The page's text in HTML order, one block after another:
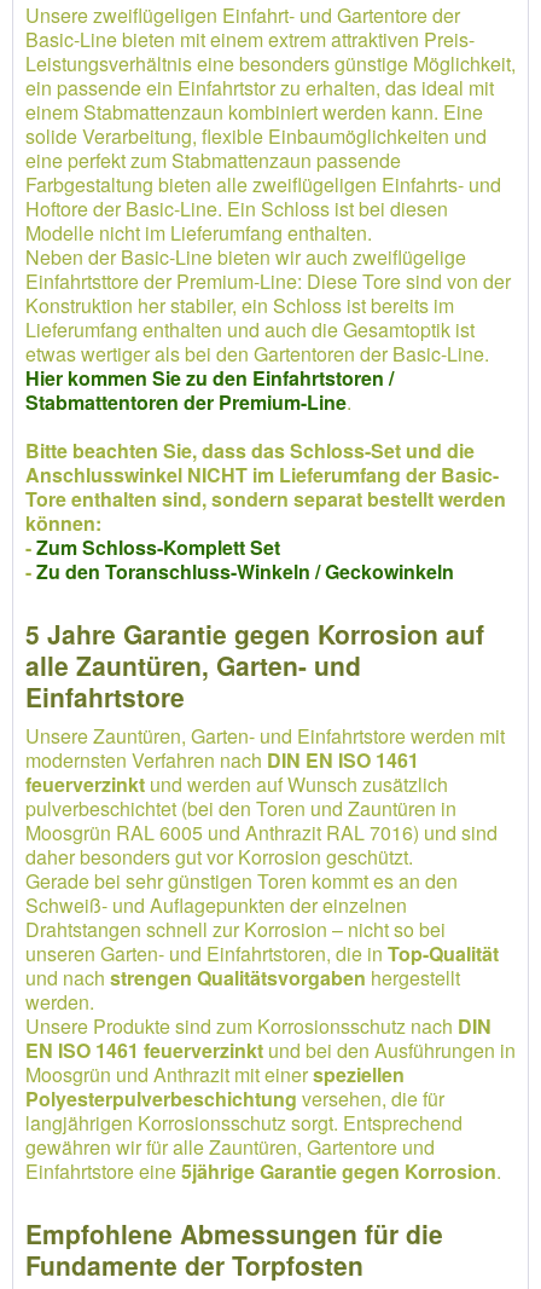
Unsere zweiflügeligen Einfahrt- und Gartentore der
Basic-Line bieten mit einem extrem attraktiven Preis-
Leistungsverhältnis eine besonders günstige Möglichkeit,
ein passende ein Einfahrtstor zu erhalten, das ideal mit
einem Stabmattenzaun kombiniert werden kann. Eine
solide Verarbeitung, flexible Einbaumöglichkeiten und
eine perfekt zum Stabmattenzaun passende
Farbgestaltung bieten alle zweiflügeligen Einfahrts- und
Hoftore der Basic-Line. Ein Schloss ist bei diesen
Modelle nicht im Lieferumfang enthalten.
Neben der Basic-Line bieten wir auch zweiflügelige
Einfahrtsttore der Premium-Line: Diese Tore sind von der
Konstruktion her stabiler, ein Schloss ist bereits im
Lieferumfang enthalten und auch die Gesamtoptik ist
etwas wertiger als bei den Gartentoren der Basic-Line.
Hier kommen Sie zu den Einfahrtstoren /
Stabmattentoren der Premium-Line.
Bitte beachten Sie, dass das Schloss-Set und die
Anschlusswinkel NICHT im Lieferumfang der Basic-
Tore enthalten sind, sondern separat bestellt werden
können:
-Zum Schloss-Komplett Set
-Zu den Toranschluss-Winkeln / Geckowinkeln
5 Jahre Garantie gegen Korrosion auf
alle Zauntüren, Garten- und
Einfahrtstore
Unsere Zauntüren, Garten- und Einfahrtstore werden mit
modernsten Verfahren nach DIN EN ISO 1461
feuerverzinkt und werden auf Wunsch zusätzlich
pulverbeschichtet (bei den Toren und Zauntüren in
Moosgrün RAL 6005 und Anthrazit RAL 7016) und sind
daher besonders gut vor Korrosion geschützt.
Gerade bei sehr günstigen Toren kommt es an den
Schweiß- und Auflagepunkten der einzelnen
Drahtstangen schnell zur Korrosion – nicht so bei
unseren Garten- und Einfahrtstoren, die in Top-Qualität
und nach strengen Qualitätsvorgaben hergestellt
werden.
Unsere Produkte sind zum Korrosionsschutz nach DIN
EN ISO 1461 feuerverzinkt und bei den Ausführungen in
Moosgrün und Anthrazit mit einerspeziellen
Polyesterpulverbeschichtung versehen, die für
langjährigen Korrosionsschutz sorgt. Entsprechend
gewähren wir für alle Zauntüren, Gartentore und
Einfahrtstore eine5jährige Garantie gegen Korrosion.
Empfohlene Abmessungen für die
Fundamente der Torpfosten